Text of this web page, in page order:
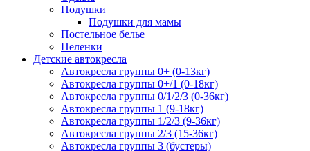
Подушки
Подушки для мамы
Постельное белье
Пеленки
Детские автокресла
Автокресла группы 0+ (0-13кг)
Автокресла группы 0+/1 (0-18кг)
Автокресла группы 0/1/2/3 (0-36кг)
Автокресла группы 1 (9-18кг)
Автокресла группы 1/2/3 (9-36кг)
Автокресла группы 2/3 (15-36кг)
Автокресла группы 3 (бустеры)